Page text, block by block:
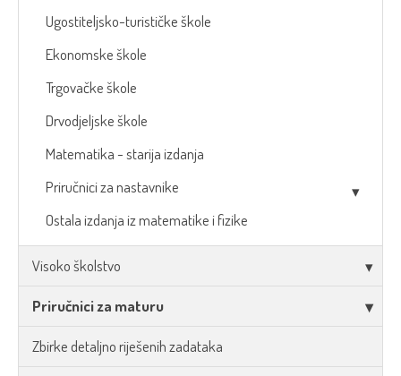
Ugostiteljsko-turističke škole
Ekonomske škole
Trgovačke škole
Drvodjeljske škole
Matematika - starija izdanja
Priručnici za nastavnike
Ostala izdanja iz matematike i fizike
Visoko školstvo
Priručnici za maturu
Zbirke detaljno riješenih zadataka